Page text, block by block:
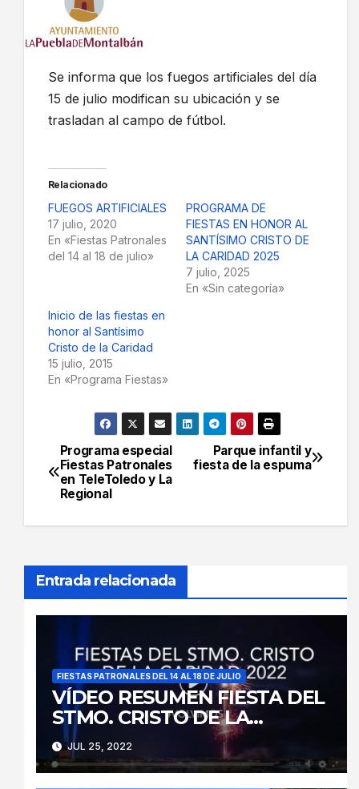
Se informa que los fuegos artificiales del día
15 de julio modifican su ubicación y se
trasladan al campo de fútbol.
Relacionado
FUEGOS ARTIFICIALES
17 julio, 2020
En «Fiestas Patronales
del 14 al 18 de julio»
PROGRAMA DE
FIESTAS EN HONOR AL
SANTÍSIMO CRISTO DE
LA CARIDAD 2025
7 julio, 2025
En «Sin categoría»
Inicio de las fiestas en
honor al Santísimo
Cristo de la Caridad
15 julio, 2015
En «Programa Fiestas»
Navegación
de
entradas
Parque infantil y
fiesta de la espuma
Programa especial
Fiestas Patronales
en TeleToledo y La
Regional
Entrada relacionada
FIESTAS PATRONALES DEL 14 AL 18 DE JULIO
VÍDEO RESUMEN FIESTA DEL
STMO. CRISTO DE LA
CARIDAD 2022
JUL 25, 2022